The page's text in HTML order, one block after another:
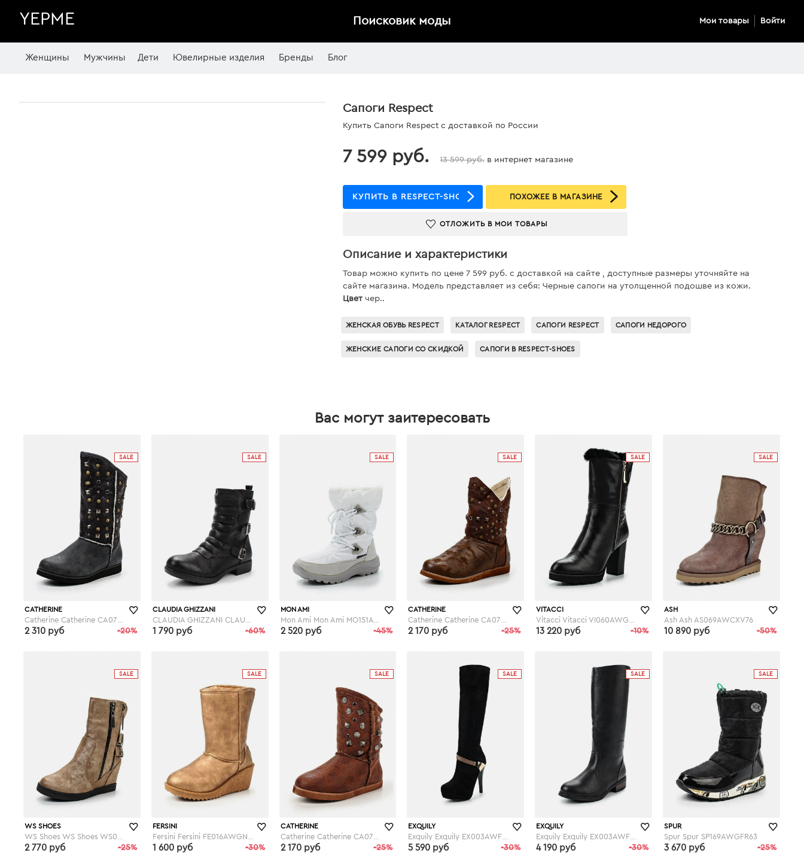
YEPME Поисковик моды Мои товары Войти
Женщины Мужчины Дети Ювелирные изделия Бренды Блог
Сапоги Respect
Купить Сапоги Respect с доставкой по России
7 599 руб. 13 599 руб. в интернет магазине
КУПИТЬ В RESPECT-SHOES ПОХОЖЕЕ В МАГАЗИНЕ
ОТЛОЖИТЬ В МОИ ТОВАРЫ
Описание и характеристики
Товар можно купить по цене 7 599 руб. c доставкой на сайте , доступные размеры уточняйте на
сайте магазина. Модель представляет из себя: Черные сапоги на утолщенной подошве из кожи.
Цвет чер..
ЖЕНСКАЯ ОБУВЬ RESPECT КАТАЛОГ RESPECT САПОГИ RESPECT САПОГИ НЕДОРОГО
ЖЕНСКИЕ САПОГИ СО СКИДКОЙ САПОГИ В RESPECT-SHOES
Вас могут заитересовать
SALE
CATHERINE
-20%
2 310 руб
SALE
CLAUDIA GHIZZANI
-60%
1 790 руб
SALE
MON AMI
Mon Ami Mon Ami MO151AWGBR95
-45%
2 520 руб
SALE
CATHERINE
-25%
2 170 руб
SALE
VITACCI
-10%
13 220 руб
SALE
ASH
Ash Ash AS069AWCXV76
-50%
10 890 руб
SALE
WS SHOES
-25%
2 770 руб
SALE
FERSINI
-30%
1 600 руб
SALE
CATHERINE
-25%
2 170 руб
SALE
EXQUILY
-30%
5 590 руб
SALE
EXQUILY
-30%
4 190 руб
SALE
SPUR
Spur Spur SP169AWGFR63
-25%
3 670 руб